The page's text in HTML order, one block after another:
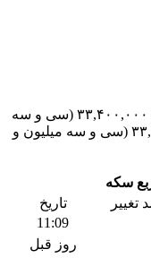
ربع سکه امروز با بدون تغییر ۰ درصدی، از ۳۳,۴۰۰,۰۰۰ (سی و سه
میلیون و چهارصد هزار) تومان به ۳۳,۴۰۰,۰۰۰ (سی و سه میلیون و
تغییر
تاریخ
11:09
روز قبل